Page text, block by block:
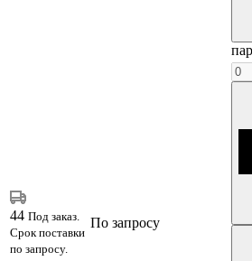
44 Под заказ.
Срок поставки
по запросу.
По запросу